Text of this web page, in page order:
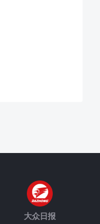
大众日报